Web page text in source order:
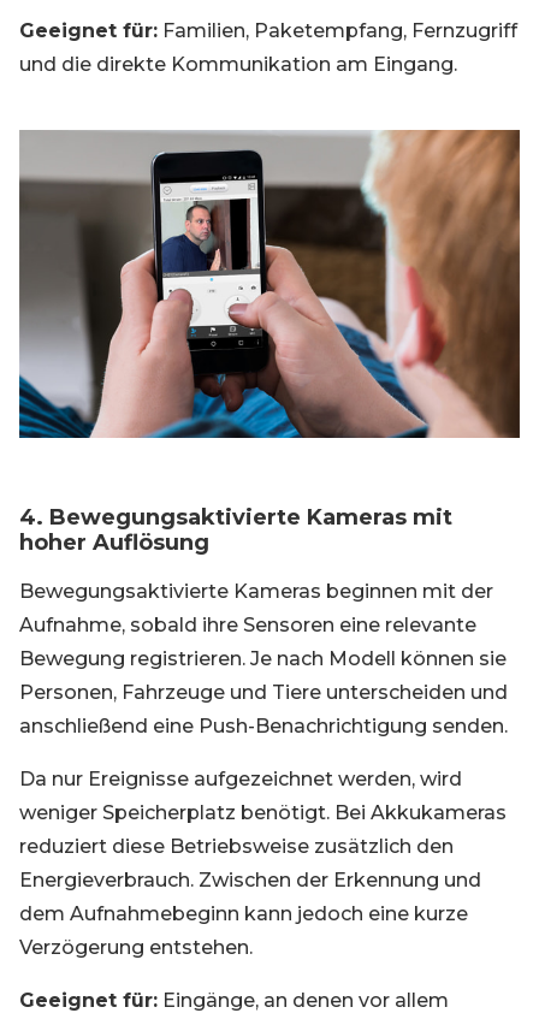
Geeignet für: Familien, Paketempfang, Fernzugriff
und die direkte Kommunikation am Eingang.
4. Bewegungsaktivierte Kameras mit
hoher Auflösung
Bewegungsaktivierte Kameras beginnen mit der
Aufnahme, sobald ihre Sensoren eine relevante
Bewegung registrieren. Je nach Modell können sie
Personen, Fahrzeuge und Tiere unterscheiden und
anschließend eine Push-Benachrichtigung senden.
Da nur Ereignisse aufgezeichnet werden, wird
weniger Speicherplatz benötigt. Bei Akkukameras
reduziert diese Betriebsweise zusätzlich den
Energieverbrauch. Zwischen der Erkennung und
dem Aufnahmebeginn kann jedoch eine kurze
Verzögerung entstehen.
Geeignet für: Eingänge, an denen vor allem